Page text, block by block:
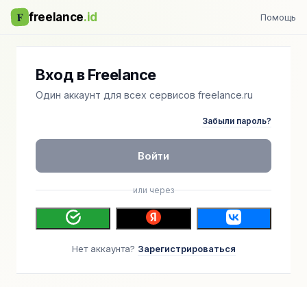
F freelance.id Помощь
Вход в Freelance
Один аккаунт для всех сервисов freelance.ru
Забыли пароль?
Войти
или через
Нет аккаунта? Зарегистрироваться